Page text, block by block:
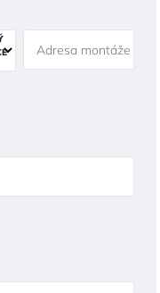
Adresa montáže